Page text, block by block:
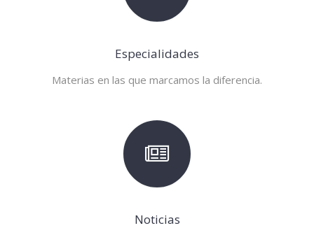
Especialidades
Materias en las que marcamos la diferencia.
Noticias